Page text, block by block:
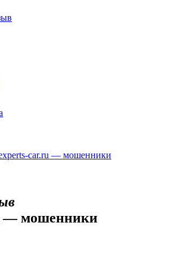
car.ru — мошенники
— мошенники